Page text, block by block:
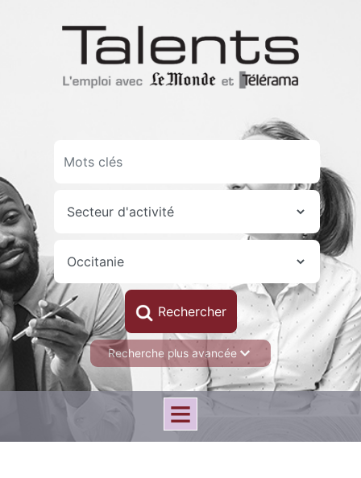
Recherche plus avancée